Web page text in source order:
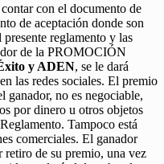
con el documento de
de aceptación donde son
reglamento y las
de la PROMOCIÓN
y ADEN, se le dará
las redes sociales. El premio
ganador, no es negociable,
por dinero u otros objetos
Tampoco está
comerciales. El ganador
retiro de su premio, una vez